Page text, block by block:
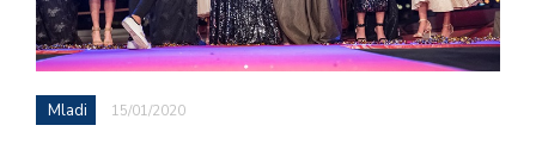
Mladi 15/01/2020